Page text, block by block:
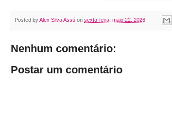
Posted byAlex Silva Assú on sexta-feira, maio 22, 2026
Nenhum comentário:
Postar um comentário